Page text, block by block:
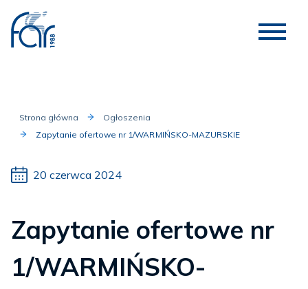
Strona główna
Ogłoszenia
Zapytanie ofertowe nr 1/WARMIŃSKO-MAZURSKIE
20 czerwca 2024
Zapytanie ofertowe nr
1/WARMIŃSKO-